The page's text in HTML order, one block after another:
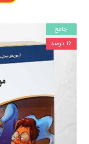
جامع
۱۶ درصد